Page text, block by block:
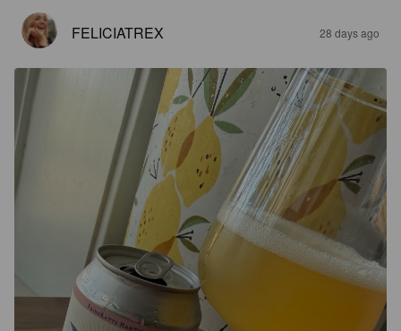
FELICIATREX 28 days ago